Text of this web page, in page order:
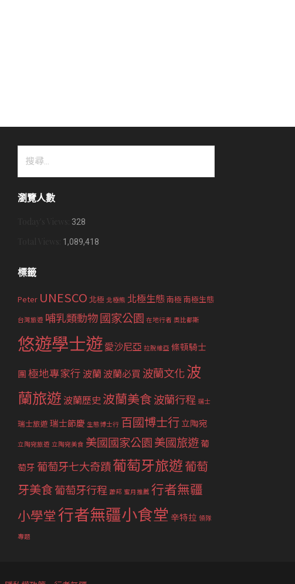
關
鍵
瀏覽人數
328
1,089,418
標籤
Peter UNESCO 北極 北極熊 北極生態南極南極生態
台灣旅遊 哺乳類動物國家公園 在地行者 奧比都斯
悠遊學士遊愛沙尼亞 拉脫維亞 條頓騎士
團極地專家行 波蘭波蘭必買 波蘭文化波
蘭旅遊 波蘭歷史 波蘭美食波蘭行程 瑞士
瑞士旅遊 瑞士節慶 生態博士行 百國博士行 立陶宛
立陶宛旅遊 立陶宛美食 美國國家公園美國旅遊葡
萄牙 葡萄牙七大奇蹟葡萄牙旅遊葡萄
牙美食葡萄牙行程 蕭邦 蜜月推薦 行者無疆
小學堂行者無疆小食堂 辛特拉 領隊
專題